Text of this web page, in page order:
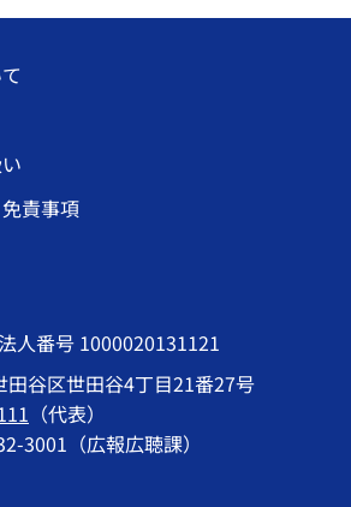
責事項
人番号 1000020131121
田谷区世田谷4丁目21番27号
（代表）
3001（広報広聴課）